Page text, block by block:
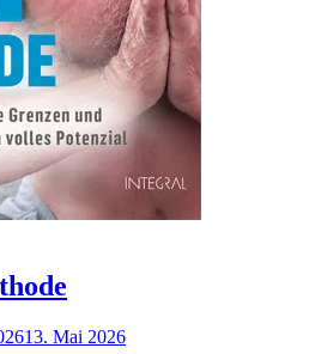
13. Mai 2026